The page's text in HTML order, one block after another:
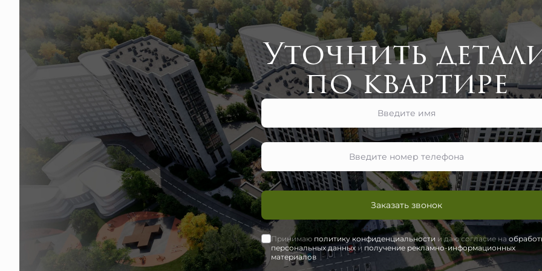
Уточнить
по квартире
Заказать звонок
Принимаю политику конфиденциальности и даю согласие на
персональных данныхи получение рекламно-информационных
материалов